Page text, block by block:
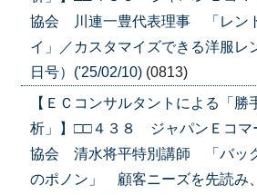
協会 川連一豊代表理事 「レン
イ」／カスタマイズできる洋服レ
日号）('25/02/10) (0813)
【ＥＣコンサルタントによる「勝
析」】□□４３８ ジャパンＥコマ
協会 清水将平特別講師 「バッ
のポノン」 顧客ニーズを先読み